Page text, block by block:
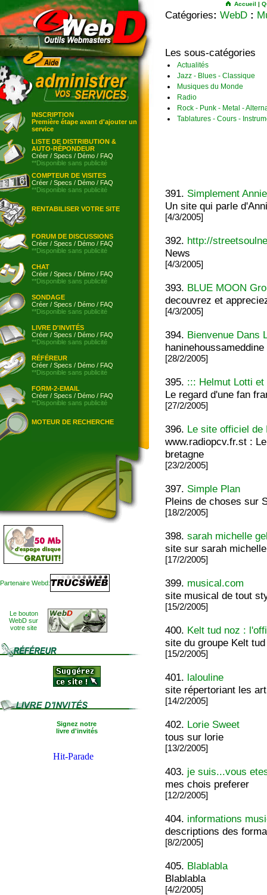
INSCRIPTION
Première étape avant d'ajouter un
service
LISTE DE DISTRIBUTION &
AUTO-RÉPONDEUR
Créer / Specs / Démo / FAQ
**Disponible sans publicité
COMPTEUR DE VISITES
Créer / Specs / Démo / FAQ
**Disponible sans publicité
RENTABILISER VOTRE SITE
FORUM DE DISCUSSIONS
Créer / Specs / Démo / FAQ
**Disponible sans publicité
CHAT
Créer / Specs / Démo / FAQ
**Disponible sans publicité
SONDAGE
Créer / Specs / Démo / FAQ
**Disponible sans publicité
LIVRE D'INVITÉS
Créer / Specs / Démo / FAQ
**Disponible sans publicité
RÉFÉREUR
Créer / Specs / Démo / FAQ
**Disponible sans publicité
FORM-2-EMAIL
Créer / Specs / Démo / FAQ
**Disponible sans publicité
MOTEUR DE RECHERCHE
Partenaire Webd:
Le bouton
WebD sur
votre site
Signez notre
livre d'invités
Accueil |
Catégories: WebD :
Les sous-catégories
Actualités
Jazz - Blues - Classique
Musiques du Monde
Radio
Rock - Punk - Metal -
Tablatures - Cours -
391. Simplement Annie
Un site qui parle
[4/3/2005]
392. http://
News
[4/3/2005]
393. BLUE MOON
decouvrez et
[4/3/2005]
394. Bienvenue Dans
haninehoussameddine
[28/2/2005]
395. ::: Helmut Lotti
Le regard d'une fan
[27/2/2005]
396. Le site officiel de
www.radiopcv.fr.st :
bretagne
[23/2/2005]
397. Simple Plan
Pleins de choses sur
[18/2/2005]
398.sarah michelle
site sur sarah
[17/2/2005]
399. musical.com
site musical de tout
[15/2/2005]
400. Kelt tud noz :
site du groupe Kelt
[15/2/2005]
401. lalouline
site répertoriant les
[14/2/2005]
402. Lorie Sweet
tous sur lorie
[13/2/2005]
403. je suis...vous
mes chois preferer
[12/2/2005]
404. informations
descriptions des
[8/2/2005]
405. Blablabla
Blablabla
[4/2/2005]